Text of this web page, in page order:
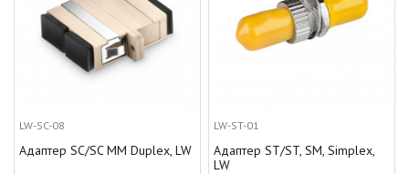
LW-SC-08
Адаптер SC/SC MM Duplex, LW
LW-ST-01
Адаптер ST/ST, SM, Simplex,
LW